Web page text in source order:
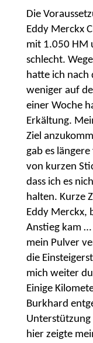
Die
Eddy Merckx
mit 1.050 HM
schlecht.
hatte ich nach
weniger auf
einer Woche
Erkältung.
Ziel
gab es
von kurzen
dass ich es
halten. Kurze
Eddy Merckx,
Anstieg kam …
mein Pulver
die
mich weiter
Einige
Burkhard
Unterstützung
hier zeigte